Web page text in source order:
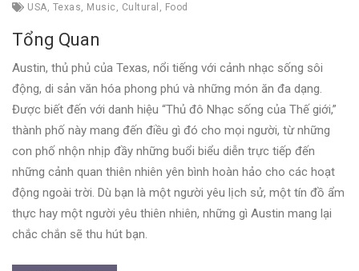
USA Texas Music Cultural Food
Tổng Quan
Austin, thủ phủ của Texas, nổi tiếng với cảnh nhạc sống sôi
động, di sản văn hóa phong phú và những món ăn đa dạng.
Được biết đến với danh hiệu “Thủ đô Nhạc sống của Thế giới,”
thành phố này mang đến điều gì đó cho mọi người, từ những
con phố nhộn nhịp đầy những buổi biểu diễn trực tiếp đến
những cảnh quan thiên nhiên yên bình hoàn hảo cho các hoạt
động ngoài trời. Dù bạn là một người yêu lịch sử, một tín đồ ẩm
thực hay một người yêu thiên nhiên, những gì Austin mang lại
chắc chắn sẽ thu hút bạn.